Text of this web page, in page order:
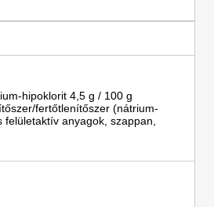
hipoklorit 4,5 g / 100 g
fertőtlenítőszer (nátrium-
anyagok, szappan,